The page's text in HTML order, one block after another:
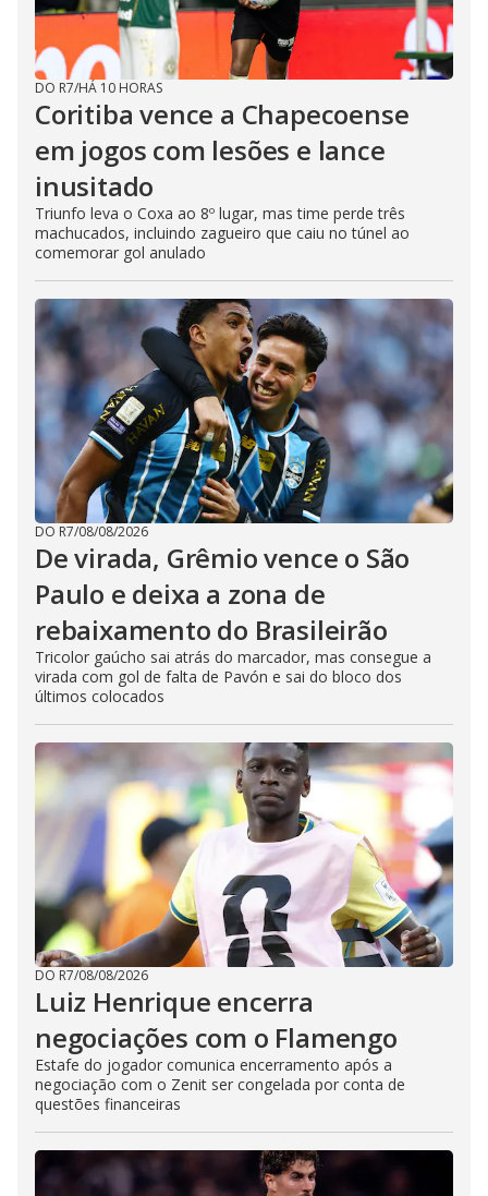
DO R7/HÁ 10 HORAS
Coritiba vence a Chapecoense
em jogos com lesões e lance
inusitado
Triunfo leva o Coxa ao 8º lugar, mas time perde três
machucados, incluindo zagueiro que caiu no túnel ao
comemorar gol anulado
DO R7/08/08/2026
De virada, Grêmio vence o São
Paulo e deixa a zona de
rebaixamento do Brasileirão
Tricolor gaúcho sai atrás do marcador, mas consegue a
virada com gol de falta de Pavón e sai do bloco dos
últimos colocados
DO R7/08/08/2026
Luiz Henrique encerra
negociações com o Flamengo
Estafe do jogador comunica encerramento após a
negociação com o Zenit ser congelada por conta de
questões financeiras